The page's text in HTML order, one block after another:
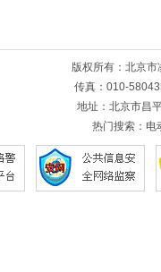
版权所有：北京
传真：010-
地址：北京市
热门搜索： 电